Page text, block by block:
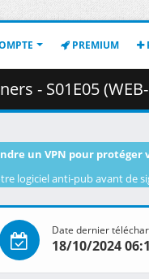
PREMIUM
(WEB-DL 1080p
un VPN pour
logiciel anti-pub avant de
Date dernier
18/10/2024